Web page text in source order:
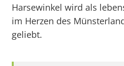
Harsewinkel wird als
im Herzen des
geliebt.